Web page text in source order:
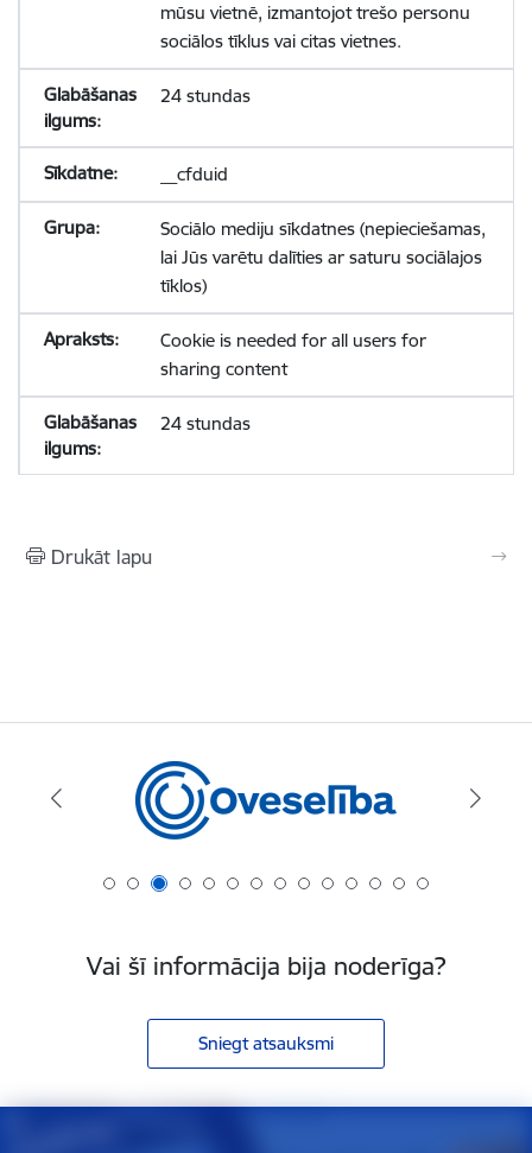
mūsu vietnē, izmantojot trešo personu
sociālos tīklus vai citas vietnes.
24 stundas
__cfduid
Sociālo mediju sīkdatnes (nepieciešamas,
lai Jūs varētu dalīties ar saturu sociālajos
tīklos)
Cookie is needed for all users for
sharing content
24 stundas
Drukāt lapu
Vai šī informācija bija noderīga?
Sniegt atsauksmi